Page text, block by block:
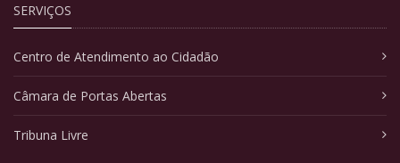
SERVIÇOS
Centro de Atendimento ao Cidadão
Câmara de Portas Abertas
Tribuna Livre